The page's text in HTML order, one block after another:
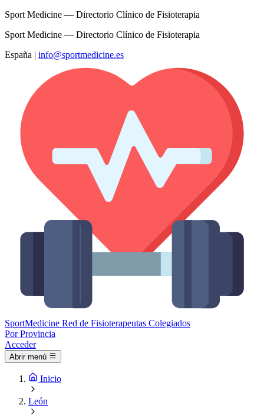
Sport Medicine — Directorio Clínico de Fisioterapia
Sport Medicine — Directorio Clínico de Fisioterapia
España | info@sportmedicine.es
SportMedicine Red de Fisioterapeutas Colegiados
Por Provincia
Acceder
Abrir menú
Inicio
León